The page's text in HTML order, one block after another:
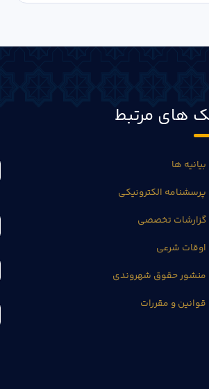
های مرتبط
بیانیه ها
پرسشنامه الکترونیکی
گزارشات تخصصی
اوقات شرعی
منشور حقوق شهروندی
قوانین و مقررات